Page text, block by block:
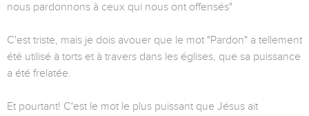
nous pardonnons à ceux qui nous ont offensés"
C'est triste, mais je dois avouer que le mot "Pardon" a tellement
été utilisé à torts et à travers dans les églises, que sa puissance
a été frelatée.
Et pourtant! C'est le mot le plus puissant que Jésus ait